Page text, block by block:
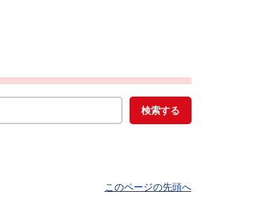
このページの先頭へ